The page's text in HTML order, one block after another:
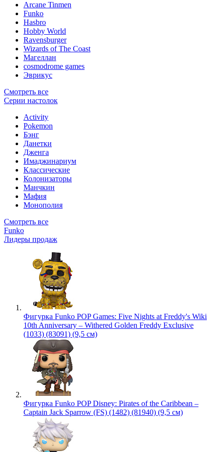
Arcane Tinmen
Funko
Hasbro
Hobby World
Ravensburger
Wizards of The Coast
Магеллан
сosmodrome games
Эврикус
Смотреть все
Серии настолок
Activity
Pokemon
Бэнг
Данетки
Дженга
Имаджинариум
Классические
Колонизаторы
Манчкин
Мафия
Монополия
Смотреть все
Funko
Лидеры продаж
Фигурка Funko POP Games: Five Nights at Freddy's Wiki
10th Anniversary – Withered Golden Freddy Exclusive
(1033) (83091) (9,5 см)
Фигурка Funko POP Disney: Pirates of the Caribbean –
Captain Jack Sparrow (FS) (1482) (81940) (9,5 см)